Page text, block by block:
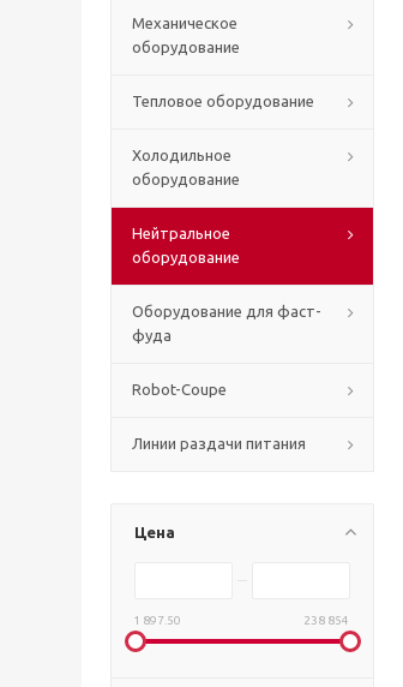
Механическое
оборудование
Тепловое оборудование
Холодильное
оборудование
Нейтральное
оборудование
Оборудование для фаст-
фуда
Robot-Coupe
Линии раздачи питания
Цена
1 897.50 238 854